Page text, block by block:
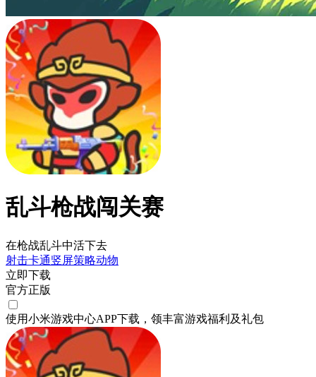
乱斗枪战闯关赛
在枪战乱斗中活下去
射击卡通竖屏策略动物
立即下载
官方正版
使用小米游戏中心APP下载 ，领丰富游戏福利 及礼包